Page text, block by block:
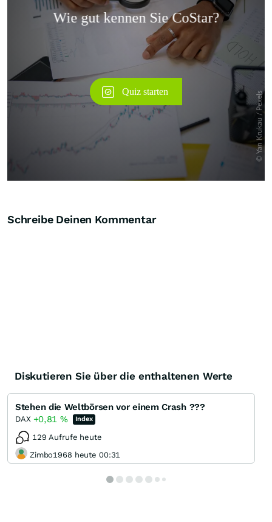
Überspringen
Schreibe Deinen Kommentar
Diskutieren Sie über die enthaltenen Werte
Stehen die Weltbörsen vor einem Crash ???
DAX +0,81 % Index
129 Aufrufe heute
Zimbo1968 heute 00:31